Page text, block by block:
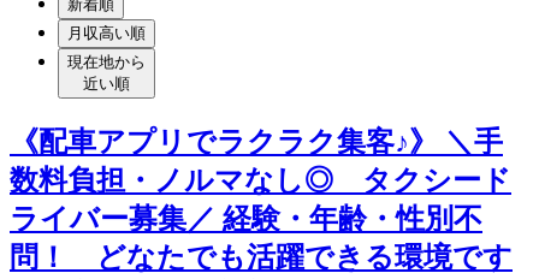
新着順
月収高い順
現在地から
近い順
《配車アプリでラクラク集客♪》 ＼手
数料負担・ノルマなし◎ タクシード
ライバー募集／ 経験・年齢・性別不
問！ どなたでも活躍できる環境です